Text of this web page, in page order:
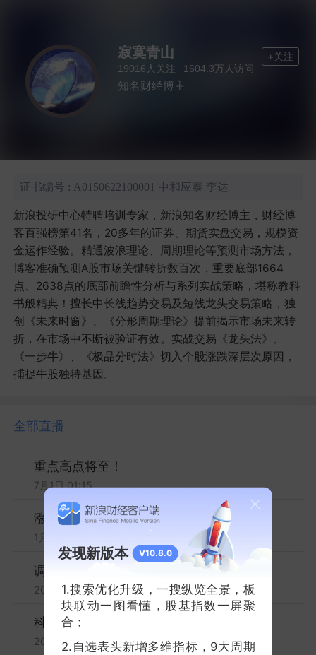
+关注
寂寞青山
19016 人关注 1604.3万 人访问
知名财经博主
证书编号 : A0150622100001 中和应泰 李达
新浪投研中心特聘培训专家，新浪知名财经博主，财经博
客百强榜第41名，20多年的证券、期货实盘交易，规模资
金运作经验。精通波浪理论、周期理论等预测市场方法，
博客准确预测A股市场关键转折数百次，重要底部1664
点、2638点的底部前瞻性分析与系列实战策略，堪称教科
书般精典！擅长中长线趋势交易及短线龙头交易策略，独
创《未来时窗》、《分形周期理论》提前揭示市场未来转
折，在市场中不断被验证有效。实战交易《龙头法》、
《一步牛》、《极品分时法》切入个股涨跌深层次原因，
捕捉牛股独特基因。
全部直播
重点高点将至！
7月1日 01:15
涨停咋还叫踏空？
1月13日 01:00
调整进入低区
2025年 10月20日 01:15
科技主线与产业革命
2025年 8月21日 01:15
发现新版本 V10.8.0
1.搜索优化升级，一搜纵览全景，板
块联动一图看懂，股基指数一屏聚
合；
2.自选表头新增多维指标，9大周期